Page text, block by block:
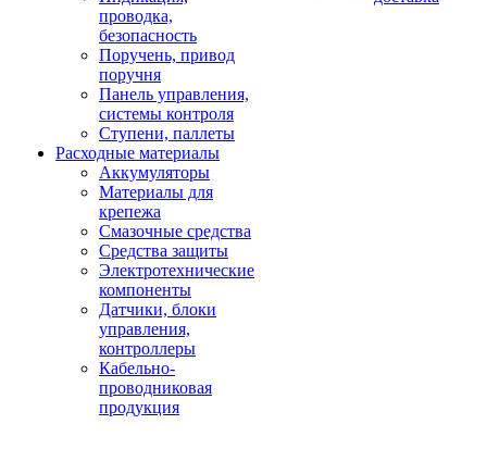
проводка,
безопасность
Поручень, привод
поручня
Панель управления,
системы контроля
Ступени, паллеты
Расходные материалы
Аккумуляторы
Материалы для
крепежа
Смазочные средства
Средства защиты
Электротехнические
компоненты
Датчики, блоки
управления,
контроллеры
Кабельно-
проводниковая
продукция